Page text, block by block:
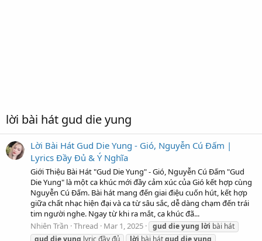
lời bài hát gud die yung
Lời Bài Hát Gud Die Yung - Gió, Nguyễn Cú Đấm |
Lyrics Đầy Đủ & Ý Nghĩa
Giới Thiệu Bài Hát "Gud Die Yung" - Gió, Nguyễn Cú Đấm "Gud
Die Yung" là một ca khúc mới đầy cảm xúc của Gió kết hợp cùng
Nguyễn Cú Đấm. Bài hát mang đến giai điệu cuốn hút, kết hợp
giữa chất nhạc hiện đại và ca từ sâu sắc, dễ dàng chạm đến trái
tim người nghe. Ngay từ khi ra mắt, ca khúc đã...
Nhiên Trần Thread Mar 1, 2025 gud dieyung lời bài hát
gud dieyung lyric đầy đủ lời bài hátgud dieyung